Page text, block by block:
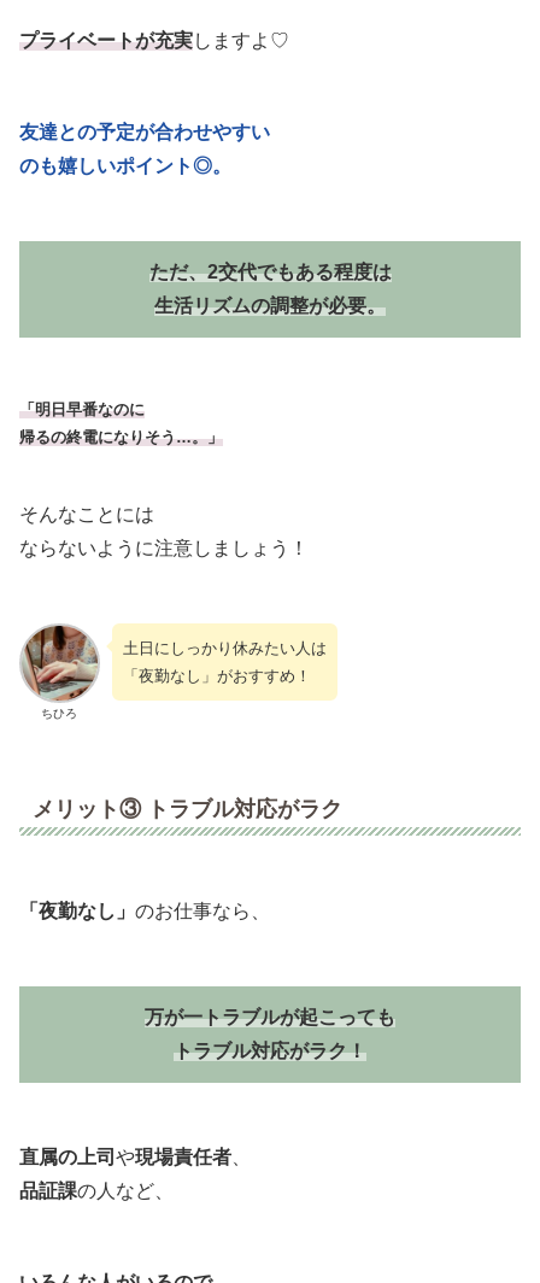
プライベートが充実しますよ♡
友達との予定が合わせやすい
のも嬉しいポイント◎。
ただ、2交代でもある程度は
生活リズムの調整が必要。
「明日早番なのに
帰るの終電になりそう…。」
そんなことには
ならないように注意しましょう！
ちひろ
土日にしっかり休みたい人は
「夜勤なし」がおすすめ！
メリット③ トラブル対応がラク
「夜勤なし」 のお仕事なら、
万が一トラブルが起こっても
トラブル対応がラク！
直属の上司 や現場責任者
品証課の人など、